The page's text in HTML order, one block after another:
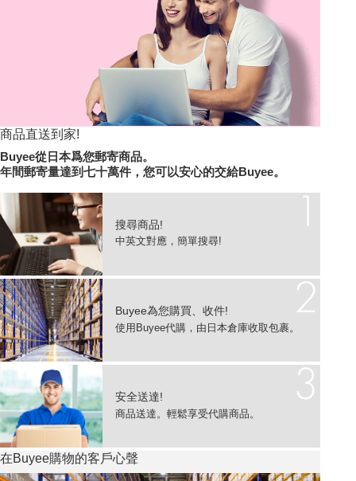
商品直送到家!
Buyee從日本爲您郵寄商品。
年間郵寄量達到七十萬件，您可以安心的交給Buyee。
搜尋商品!
中英文對應，簡單搜尋!
Buyee為您購買、收件!
使用Buyee代購， 由日本倉庫收取包裹。
安全送達!
商品送達。輕鬆享受代購商品。
在Buyee購物的客戶心聲